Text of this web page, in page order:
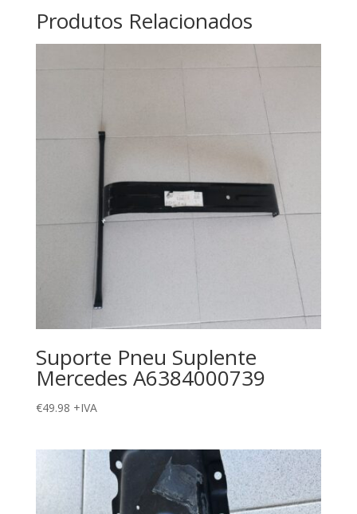
Produtos Relacionados
Suporte Pneu Suplente
Mercedes A6384000739
€49.98 +IVA